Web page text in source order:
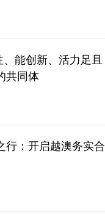
能创新、活力足且
共同体
行：开启越澳务实合